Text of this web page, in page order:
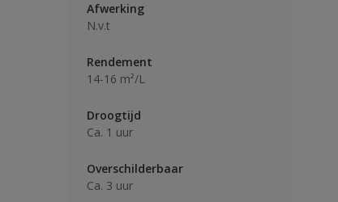
Afwerking
N.v.t
Rendement
14-16 m²/L
Droogtijd
Ca. 1 uur
Overschilderbaar
Ca. 3 uur